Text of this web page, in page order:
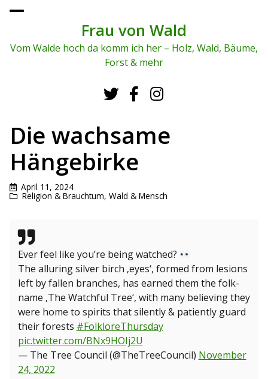
To
me
Frau von Wald
Vom Walde hoch da komm ich her – Holz, Wald, Bäume,
Forst & mehr
Die wachsame
Hängebirke
April 11, 2024
Religion & Brauchtum, Wald & Mensch
Ever feel like you’re being watched?
The alluring silver birch ‚eyes‘, formed from lesions
left by fallen branches, has earned them the folk-
name ‚The Watchful Tree‘, with many believing they
were home to spirits that silently & patiently guard
their forests #FolkloreThursday
pic.twitter.com/BNx9HOIj2U
— The Tree Council (@TheTreeCouncil) November
24, 2022